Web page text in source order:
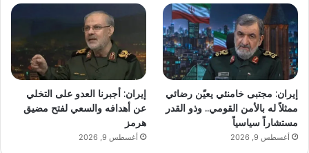
إيران: مجتبى خامنئي يعيّن رضائي
ممثلاً له بالأمن القومي.. وذو القدر
مستشاراً سياسياً
أغسطس 9, 2026
إيران: أجبرنا العدو على التخلي
عن أهدافه والسعي لفتح مضيق
هرمز
أغسطس 9, 2026